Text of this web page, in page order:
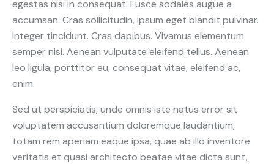
egestas nisi in consequat. Fusce sodales augue a
accumsan. Cras sollicitudin, ipsum eget blandit pulvinar.
Integer tincidunt. Cras dapibus. Vivamus elementum
semper nisi. Aenean vulputate eleifend tellus. Aenean
leo ligula, porttitor eu, consequat vitae, eleifend ac,
enim.
Sed ut perspiciatis, unde omnis iste natus error sit
voluptatem accusantium doloremque laudantium,
totam rem aperiam eaque ipsa, quae ab illo inventore
veritatis et quasi architecto beatae vitae dicta sunt,